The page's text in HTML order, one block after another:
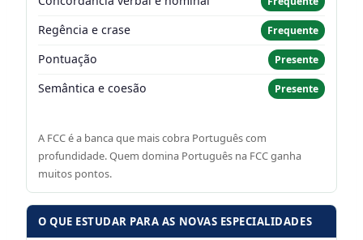
Regência e crase Frequente
Pontuação Presente
Semântica e coesão Presente
A FCC é a banca que mais cobra Português com
profundidade. Quem domina Português na FCC ganha
muitos pontos.
O QUE ESTUDAR PARA AS NOVAS ESPECIALIDADES